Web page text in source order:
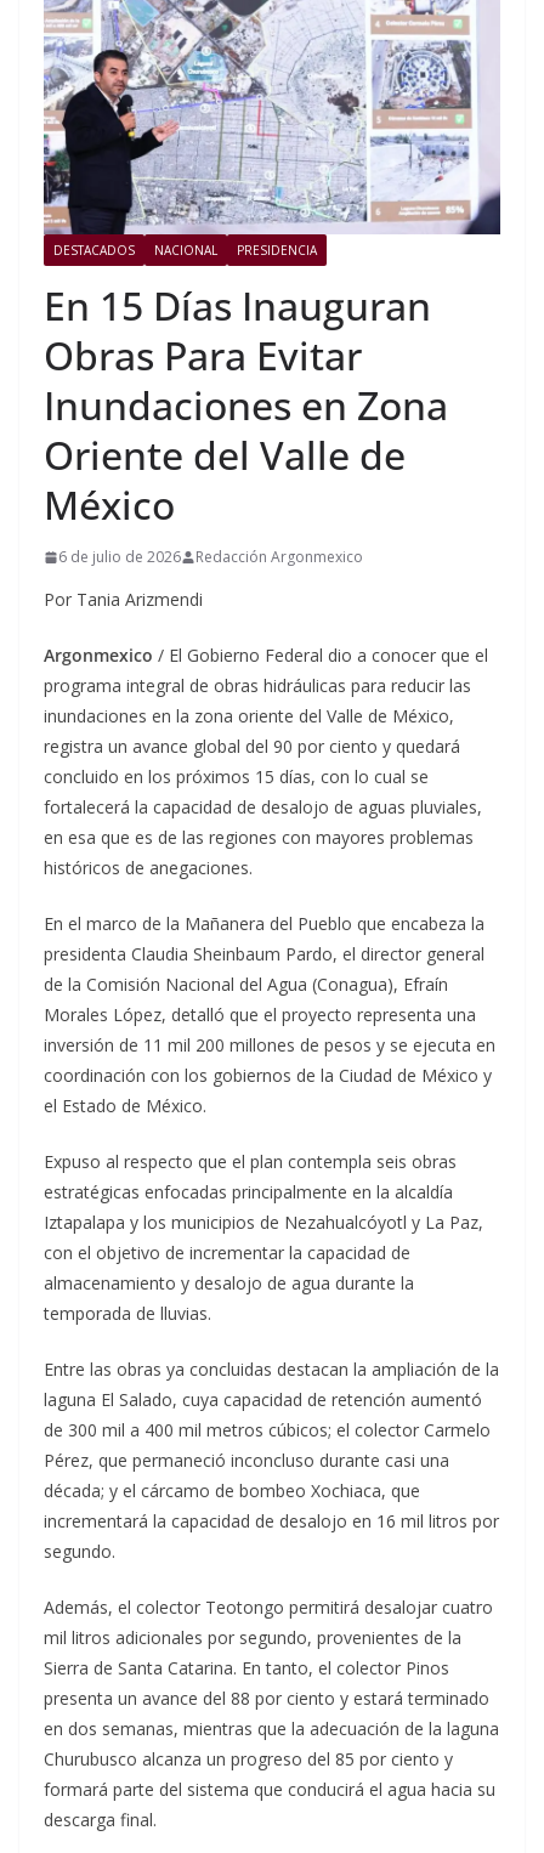
DESTACADOS NACIONAL PRESIDENCIA
En 15 Días Inauguran
Obras Para Evitar
Inundaciones en Zona
Oriente del Valle de
México
6 de julio de 2026 Redacción Argonmexico
Por Tania Arizmendi
Argonmexico / El Gobierno Federal dio a conocer que el
programa integral de obras hidráulicas para reducir las
inundaciones en la zona oriente del Valle de México,
registra un avance global del 90 por ciento y quedará
concluido en los próximos 15 días, con lo cual se
fortalecerá la capacidad de desalojo de aguas pluviales,
en esa que es de las regiones con mayores problemas
históricos de anegaciones.
En el marco de la Mañanera del Pueblo que encabeza la
presidenta Claudia Sheinbaum Pardo, el director general
de la Comisión Nacional del Agua (Conagua), Efraín
Morales López, detalló que el proyecto representa una
inversión de 11 mil 200 millones de pesos y se ejecuta en
coordinación con los gobiernos de la Ciudad de México y
el Estado de México.
Expuso al respecto que el plan contempla seis obras
estratégicas enfocadas principalmente en la alcaldía
Iztapalapa y los municipios de Nezahualcóyotl y La Paz,
con el objetivo de incrementar la capacidad de
almacenamiento y desalojo de agua durante la
temporada de lluvias.
Entre las obras ya concluidas destacan la ampliación de la
laguna El Salado, cuya capacidad de retención aumentó
de 300 mil a 400 mil metros cúbicos; el colector Carmelo
Pérez, que permaneció inconcluso durante casi una
década; y el cárcamo de bombeo Xochiaca, que
incrementará la capacidad de desalojo en 16 mil litros por
segundo.
Además, el colector Teotongo permitirá desalojar cuatro
mil litros adicionales por segundo, provenientes de la
Sierra de Santa Catarina. En tanto, el colector Pinos
presenta un avance del 88 por ciento y estará terminado
en dos semanas, mientras que la adecuación de la laguna
Churubusco alcanza un progreso del 85 por ciento y
formará parte del sistema que conducirá el agua hacia su
descarga final.